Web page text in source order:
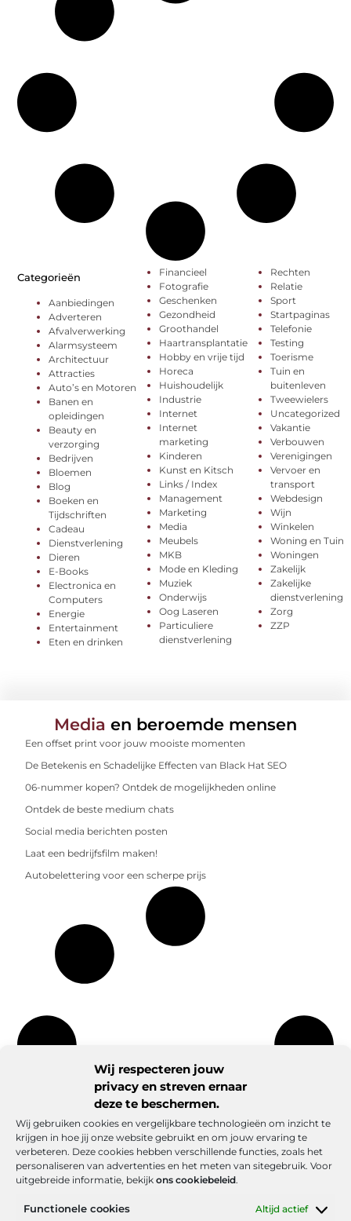
Wij respecteren jouw
privacy en streven ernaar
deze te beschermen.
Wij gebruiken cookies en vergelijkbare technologieën om inzicht te
krijgen in hoe jij onze website gebruikt en om jouw ervaring te
verbeteren. Deze cookies hebben verschillende functies, zoals het
personaliseren van advertenties en het meten van sitegebruik. Voor
uitgebreide informatie, bekijk ons cookiebeleid.
Functionele cookies Altijd actief
Categorieën
Aanbiedingen
Adverteren
Afvalverwerking
Alarmsysteem
Architectuur
Attracties
Auto’s en Motoren
Banen en
opleidingen
Beauty en
verzorging
Bedrijven
Bloemen
Blog
Boeken en
Tijdschriften
Cadeau
Dienstverlening
Dieren
E-Books
Electronica en
Computers
Energie
Entertainment
Eten en drinken
Financieel
Fotografie
Geschenken
Gezondheid
Groothandel
Haartransplantatie
Hobby en vrije tijd
Horeca
Huishoudelijk
Industrie
Internet
Internet
marketing
Kinderen
Kunst en Kitsch
Links / Index
Management
Marketing
Media
Meubels
MKB
Mode en Kleding
Muziek
Onderwijs
Oog Laseren
Particuliere
dienstverlening
Rechten
Relatie
Sport
Startpaginas
Telefonie
Testing
Toerisme
Tuin en
buitenleven
Tweewielers
Uncategorized
Vakantie
Verbouwen
Verenigingen
Vervoer en
transport
Webdesign
Wijn
Winkelen
Woning en Tuin
Woningen
Zakelijk
Zakelijke
dienstverlening
Zorg
ZZP
Media en beroemde mensen
Een offset print voor jouw mooiste momenten
De Betekenis en Schadelijke Effecten van Black Hat SEO
06-nummer kopen? Ontdek de mogelijkheden online
Ontdek de beste medium chats
Social media berichten posten
Laat een bedrijfsfilm maken!
Autobelettering voor een scherpe prijs